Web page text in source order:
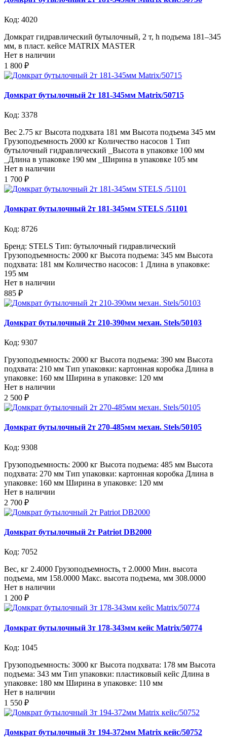
Код: 4020
Домкрат гидравлический бутылочный, 2 т, h подъема 181–345
мм, в пласт. кейсе MATRIX MASTER
Нет в наличии
1 800 ₽
Домкрат бутылочный 2т 181-345мм Matrix/50715
Код: 3378
Вес 2.75 кг Высота подхвата 181 мм Высота подъема 345 мм
Грузоподъемность 2000 кг Количество насосов 1 Тип
бутылочный гидравлический _Высота в упаковке 100 мм
_Длина в упаковке 190 мм _Ширина в упаковке 105 мм
Нет в наличии
1 700 ₽
Домкрат бутылочный 2т 181-345мм STELS /51101
Код: 8726
Бренд: STELS Тип: бутылочный гидравлический
Грузоподъемность: 2000 кг Высота подъема: 345 мм Высота
подхвата: 181 мм Количество насосов: 1 Длина в упаковке:
195 мм
Нет в наличии
885 ₽
Домкрат бутылочный 2т 210-390мм механ. Stels/50103
Код: 9307
Грузоподъемность: 2000 кг Высота подъема: 390 мм Высота
подхвата: 210 мм Тип упаковки: картонная коробка Длина в
упаковке: 160 мм Ширина в упаковке: 120 мм
Нет в наличии
2 500 ₽
Домкрат бутылочный 2т 270-485мм механ. Stels/50105
Код: 9308
Грузоподъемность: 2000 кг Высота подъема: 485 мм Высота
подхвата: 270 мм Тип упаковки: картонная коробка Длина в
упаковке: 160 мм Ширина в упаковке: 120 мм
Нет в наличии
2 700 ₽
Домкрат бутылочный 2т Patriot DB2000
Код: 7052
Вес, кг 2.4000 Грузоподъемность, т 2.0000 Мин. высота
подъема, мм 158.0000 Макс. высота подъема, мм 308.0000
Нет в наличии
1 200 ₽
Домкрат бутылочный 3т 178-343мм кейс Matrix/50774
Код: 1045
Грузоподъемность: 3000 кг Высота подхвата: 178 мм Высота
подъема: 343 мм Тип упаковки: пластиковый кейс Длина в
упаковке: 180 мм Ширина в упаковке: 110 мм
Нет в наличии
1 550 ₽
Домкрат бутылочный 3т 194-372мм Matrix кейс/50752